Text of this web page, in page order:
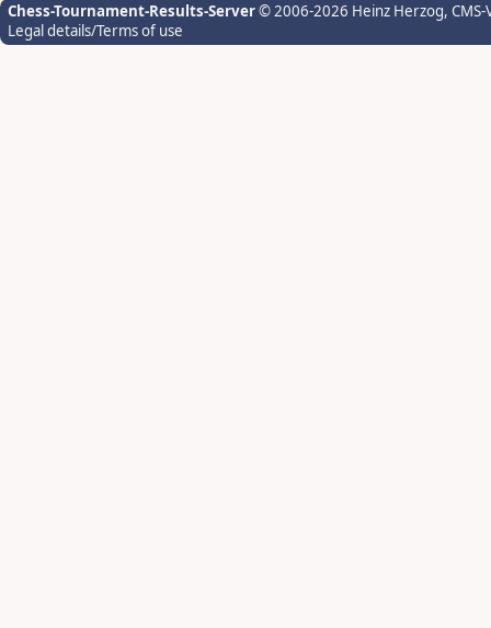
Chess-Tournament-Results-Server© 2006-2026 Heinz Herzog,
Legal details/Terms of use